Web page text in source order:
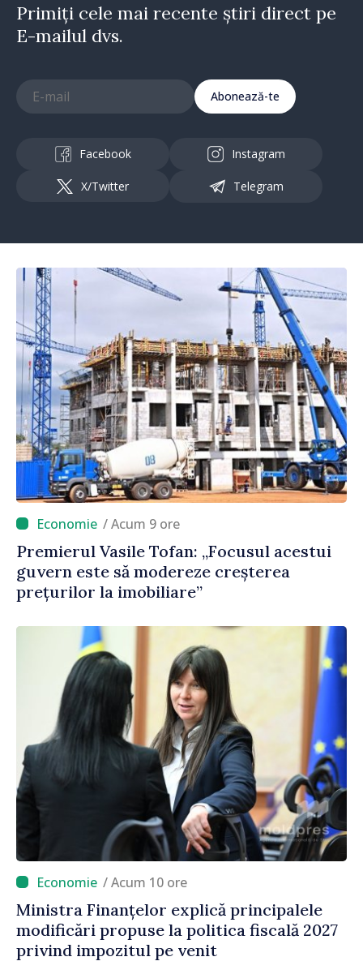
Primiți cele mai recente știri direct pe
E-mailul dvs.
Abonează-te
Facebook Instagram
X/Twitter Telegram
/ Acum 9 ore
Premierul Vasile Tofan: „Focusul acestui
guvern este să modereze creșterea
prețurilor la imobiliare”
/ Acum 10 ore
Ministra Finanțelor explică principalele
modificări propuse la politica fiscală 2027
privind impozitul pe venit